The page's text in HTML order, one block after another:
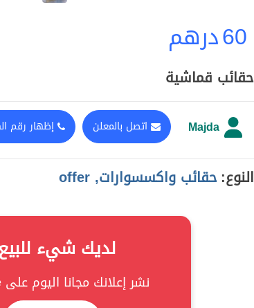
60درهم
حقائب قماشية
Majda اتصل بالمعلن إظهار رقم
النوع: حقائب واكسسوارات, offer
لديك شيء
نشر إعلانك مجانا اليوم على Soukke!